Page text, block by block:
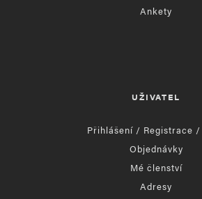
Ankety
UŽIVATEL
Přihlášení / Registrace
Objednávky
Mé členství
Adresy